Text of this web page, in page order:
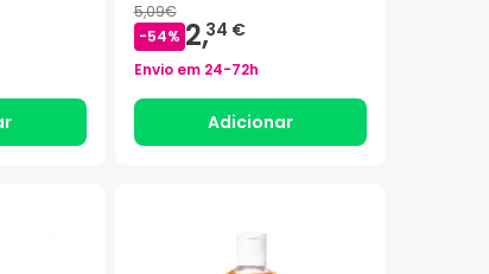
5,09€
-54% 2,34 €
Envio em 24-72h
Adicionar